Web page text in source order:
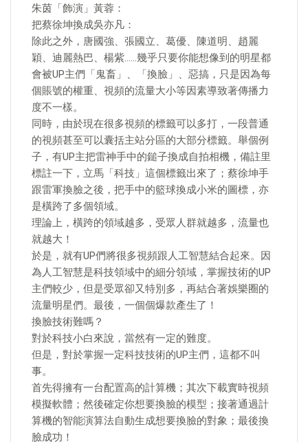
朱茵「飾演」黃蓉：
把蔡徐坤換成吳亦凡：
除此之外，唐國強、張國立、葛優、陳道明、趙麗
穎、迪麗熱巴、楊紫……幾乎只要你能想像到的明星都
會被UP主們「鬼畜」、「換臉」、惡搞，只是因為每
個賬號的權重、視頻的流量大小等因素導致著傳播力
度不一樣。
同時，由於現在很多視頻的標籤可以多打，一段普通
的視頻甚至可以囊括主站分區的大部分標籤。舉個例
子，有UP主把雷神手中的鎚子換成自拍相機，備註里
標註一下，立馬「科技」這個標籤出來了；蔡徐坤手
跟雷軍換臉之後，把手中的籃球換成小米的圖標，亦
是橫跨了多個領域。
理論上，橫跨的領域越多，受眾人群就越多，流量也
就越大！
於是，就有UP們將很多視頻跟人工智慧結合起來。因
為人工智慧是科技領域中的細分領域，掌握技術的UP
主們較少，但是受眾卻又特別多，再結合著娛樂圈的
流量明星們。最後，一個個爆款產生了！
換臉技術難嗎？
對於科技小白來說，當然有一定的難度。
但是，對於掌握一定科技技術的UP主們，這都不叫
事。
首先得擁有一台配置高的計算機；其次下載實時視頻
模擬軟體；然後確定你想要換臉的模型；接著通過計
算機的智能演算法自動生成想要換臉的對象；最後換
臉成功！